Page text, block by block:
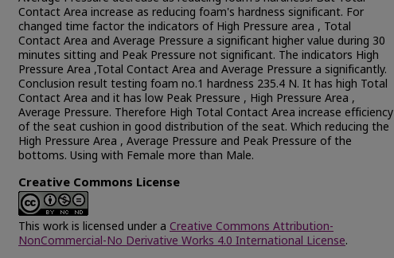
Contact Area increase as reducing foam's hardness significant. For
changed time factor the indicators of High Pressure area , Total
Contact Area and Average Pressure a significant higher value during 30
minutes sitting and Peak Pressure not significant. The indicators High
Pressure Area ,Total Contact Area and Average Pressure a significantly.
Conclusion result testing foam no.1 hardness 235.4 N. It has high Total
Contact Area and it has low Peak Pressure , High Pressure Area ,
Average Pressure. Therefore High Total Contact Area increase efficiency
of the seat cushion in good distribution of the seat. Which reducing the
High Pressure Area , Average Pressure and Peak Pressure of the
bottoms. Using with Female more than Male.
Creative Commons License
This work is licensed under a Creative Commons Attribution-
NonCommercial-No Derivative Works 4.0 International License.